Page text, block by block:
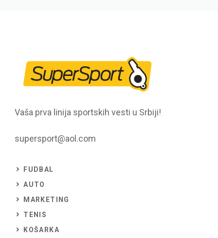
Vaša prva linija sportskih vesti u Srbiji!
supersport@aol.com
FUDBAL
AUTO
MARKETING
TENIS
KOŠARKA